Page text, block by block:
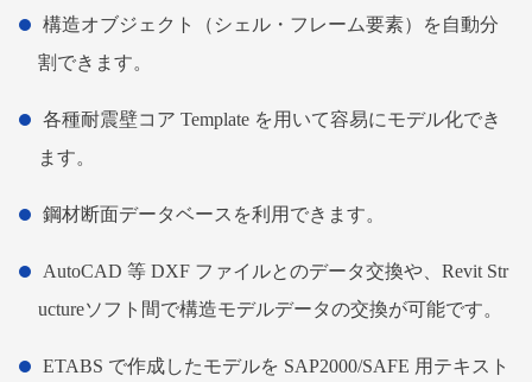
構造オブジェクト（シェル・フレーム要素）を自動分
割できます。
各種耐震壁コア Template を用いて容易にモデル化でき
ます。
鋼材断面データベースを利用できます。
AutoCAD 等 DXF ファイルとのデータ交換や、Revit Str
uctureソフト間で構造モデルデータの交換が可能です。
ETABS で作成したモデルを SAP2000/SAFE 用テキスト